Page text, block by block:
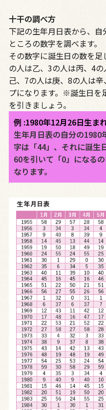
十干の調べ方
下記の生年月日表から、
ところの数字を調べます。
その数字に誕生日の数を
の人は乙、3の人は丙、4
己、7の人は庚、8の人は
プになります。※誕生日を
を引きましょう。
例 :1980年12月26日生ま
生年月日表の自分の1980
字は「44」、それに誕生
60を引いて「0」になる
なります。